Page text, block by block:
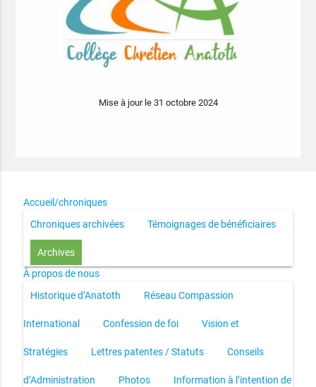
Mise à jour le 31 octobre 2024
Accueil/chroniques
Chroniques archivées
Témoignages de bénéficiaires
Archives
À propos de nous
Historique d’Anatoth
Réseau Compassion
International Confession de foi Vision et
Stratégies Lettres patentes / Statuts Conseils
d’Administration Photos Information à l’intention de